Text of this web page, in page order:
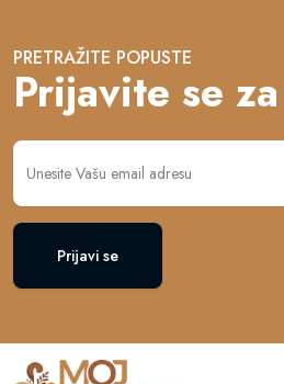
PRETRAŽITE POPUSTE
Prijavite se
Prijavi se